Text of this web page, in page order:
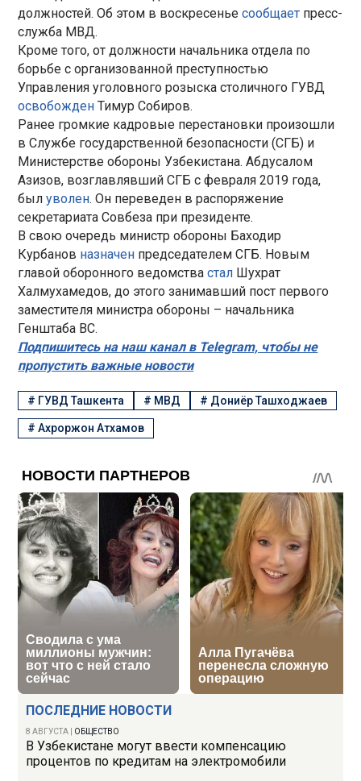
ПОСЛЕДНИЕ НОВОСТИ
8 АВГУСТА ОБЩЕСТВО
В Узбекистане могут ввести компенсацию
процентов по кредитам на электромобили
должностей. Об этом в воскресеньесообщает пресс-
служба МВД.
Кроме того, от должности начальника отдела по
борьбе с организованной преступностью
Управления уголовного розыска столичного ГУВД
освобожден Тимур Собиров.
Ранее громкие кадровые перестановки произошли
в Службе государственной безопасности (СГБ) и
Министерстве обороны Узбекистана. Абдусалом
Азизов, возглавлявший СГБ с февраля 2019 года,
былуволен. Он переведен в распоряжение
секретариата Совбеза при президенте.
В свою очередь министр обороны Баходир
Курбанов назначен председателем СГБ. Новым
главой оборонного ведомствастал Шухрат
Халмухамедов, до этого занимавший пост первого
заместителя министра обороны – начальника
Генштаба ВС.
Подпишитесь на наш канал в Telegram, чтобы не
пропустить важные новости
# ГУВД Ташкента # МВД # Дониёр Ташходжаев
#Ахроржон Атхамов